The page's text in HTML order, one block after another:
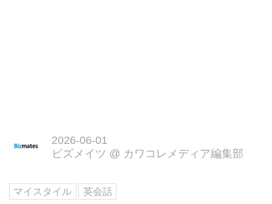
2026-06-01
ビズメイツ @ カワコレメディア編集部
マイスタイル 英会話